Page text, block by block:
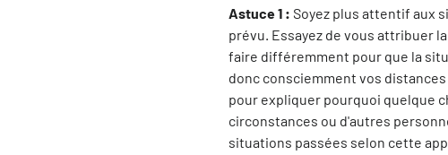
Astuce 1 : Soyez plus attentif aux
prévu. Essayez de vous attribuer
faire différemment pour que la
donc consciemment vos
pour expliquer pourquoi quelque
circonstances ou d'autres
situations passées selon cette